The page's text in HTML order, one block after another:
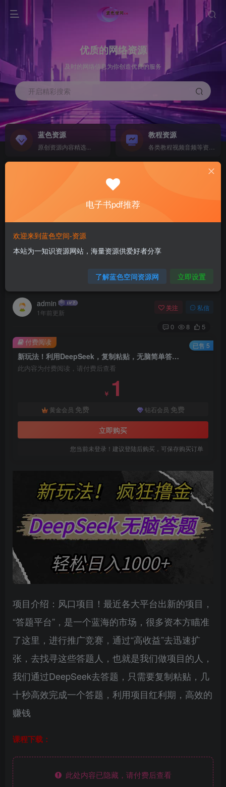
优质的网络资源
及时的网络信息为你创造优良的服务
开启精彩搜索
蓝色资源
原创资源内容精选...
教程资源
计算机 移动设备 软件下载....
电子书籍下载...
首页 网赚项目 正文
新玩法！利用DeepSeek，复制粘贴，无脑简单答
题，疯狂撸新平台收益，轻…
admin
1年前更新
关注 私信
0 8 5
新玩法！利用DeepSeek，复制粘贴，无脑简单答题，疯狂撸新平台收益，轻…
此内容为付费阅读，请付费后查看
￥ 1
黄金会员 免费 钻石会员 免费
立即购买
您当前未登录！建议登陆后购买，可保存购买订单
付费阅读 已售 5
项目介绍：风口项目！最近各大平台出新的项目，
“答题平台”，是一个蓝海的市场，很多资本方瞄准
了这里，进行推广竞赛，通过“高收益”去迅速扩
张，去找寻这些答题人，也就是我们做项目的人，
我们通过DeepSeek去答题，只需要复制粘贴，几
十秒高效完成一个答题，利用项目红利期，高效的
赚钱
课程下载：
此处内容已隐藏，请付费后查看
电子书pdf推荐
欢迎来到蓝色空间-资源
本站为一知识资源网站，海量资源供爱好者分享
了解蓝色空间资源网 立即设置